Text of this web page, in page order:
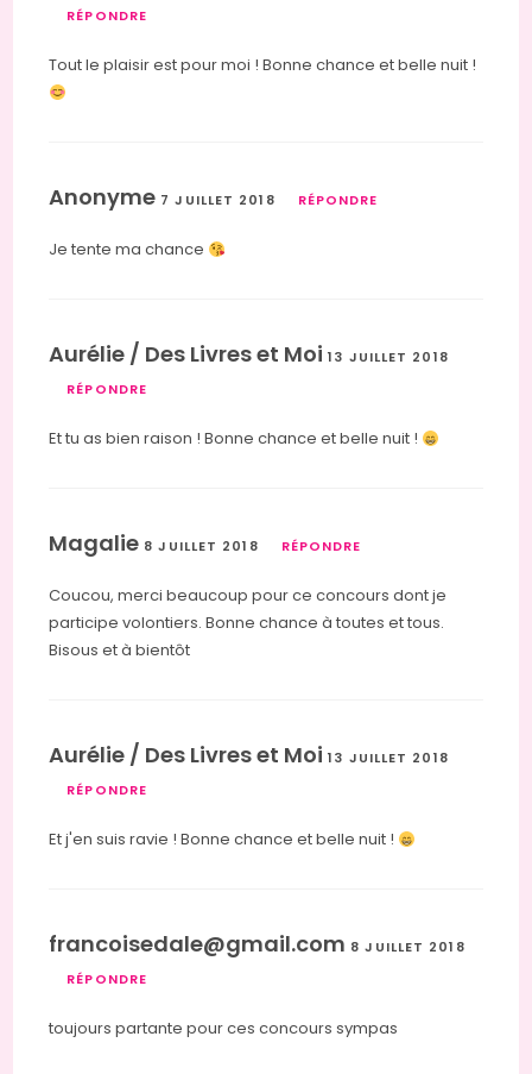
RÉPONDRE
Tout le plaisir est pour moi ! Bonne chance et belle nuit !
Anonyme 7 JUILLET 2018 RÉPONDRE
Je tente ma chance
Aurélie / Des Livres et Moi13 JUILLET 2018
RÉPONDRE
Et tu as bien raison ! Bonne chance et belle nuit !
Magalie 8 JUILLET 2018 RÉPONDRE
Coucou, merci beaucoup pour ce concours dont je
participe volontiers. Bonne chance à toutes et tous.
Bisous et à bientôt
Aurélie / Des Livres et Moi13 JUILLET 2018
RÉPONDRE
Et j'en suis ravie ! Bonne chance et belle nuit !
francoisedale@gmail.com 8 JUILLET 2018
RÉPONDRE
toujours partante pour ces concours sympas